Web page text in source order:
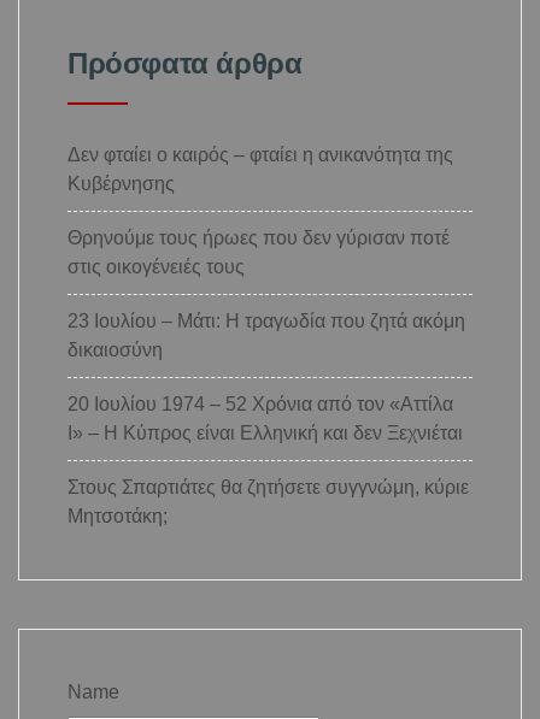
Πρόσφατα άρθρα
Δεν φταίει ο καιρός – φταίει η ανικανότητα της
Κυβέρνησης
Θρηνούμε τους ήρωες που δεν γύρισαν ποτέ
στις οικογένειές τους
23 Ιουλίου – Μάτι: Η τραγωδία που ζητά ακόμη
δικαιοσύνη
20 Ιουλίου 1974 – 52 Χρόνια από τον «Αττίλα
Ι» – Η Κύπρος είναι Ελληνική και δεν Ξεχνιέται
Στους Σπαρτιάτες θα ζητήσετε συγγνώμη, κύριε
Μητσοτάκη;
Name